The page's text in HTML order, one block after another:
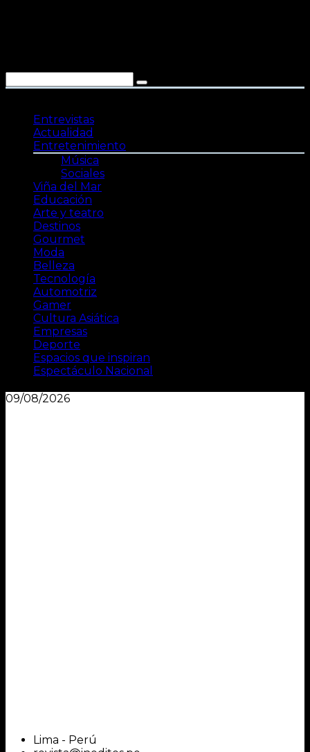
Entrevistas
Actualidad
Entretenimiento
Música
Sociales
Viña del Mar
Educación
Arte y teatro
Destinos
Gourmet
Moda
Belleza
Tecnología
Automotriz
Gamer
Cultura Asiática
Empresas
Deporte
Espacios que inspiran
Espectáculo Nacional
09/08/2026
Lima - Perú